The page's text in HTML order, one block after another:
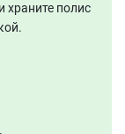
полис